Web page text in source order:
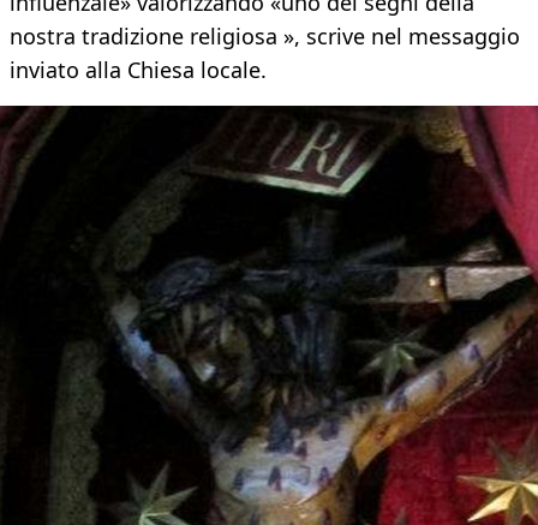
nostra tradizione religiosa », scrive nel messaggio
inviato alla Chiesa locale.